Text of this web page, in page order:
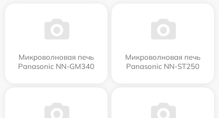
Микроволновая печь
Panasonic NN-GM340
Микроволновая печь
Panasonic NN-ST250